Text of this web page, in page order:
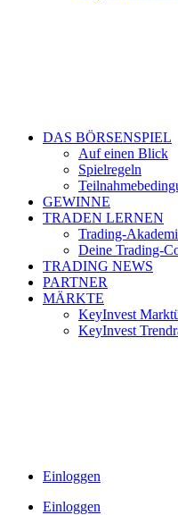
DAS BÖRSENSPIEL
Auf einen Blick
Spielregeln
GEWINNE
TRADEN LERNEN
Trading-
Deine Trading-
TRADING NEWS
PARTNER
MÄRKTE
KeyInvest
KeyInvest
Einloggen
Einloggen